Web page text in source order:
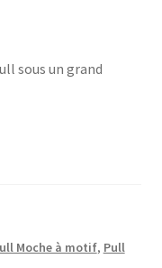
sous un grand
Moche à motif, Pull